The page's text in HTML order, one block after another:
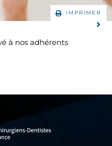
IMPRIMER
à nos adhérents